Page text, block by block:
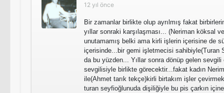
12 yıl önce
Bir zamanlar birlikte olup ayrılmış fakat
yıllar sonraki karşılaşması... (Neriman köksal
unutamamış belki ama kirli işlerin içerisine de
içerisinde...bir gemi işletmecisi sahibiyle(Turan
da bu yüzden... Yıllar sonra dönüp gelen sevgili
sevgilisiyle birlikte görecektir...fakat kadın
ile(Ahmet tarık tekçe)kirli birtakım işler
turan seyfioğlunuda dişiliğiyle bu pis çarkın